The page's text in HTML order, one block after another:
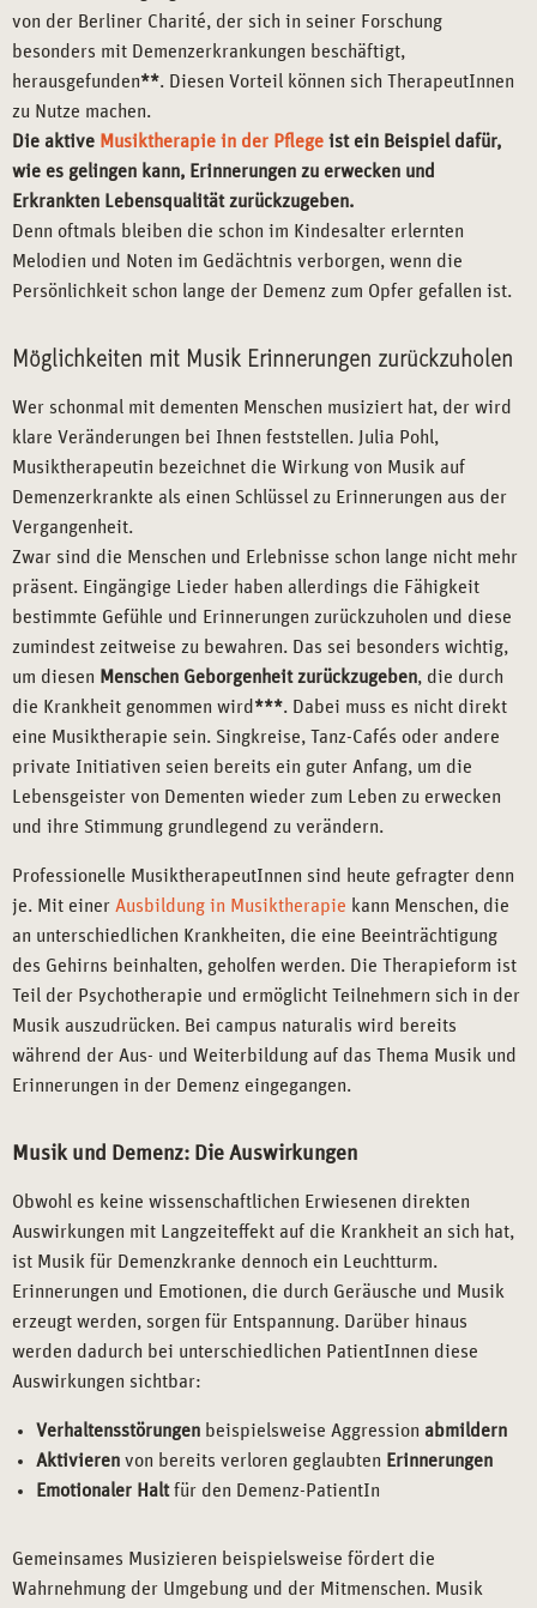
von der Berliner Charité, der sich in seiner Forschung
besonders mit Demenzerkrankungen beschäftigt,
herausgefunden**. Diesen Vorteil können sich TherapeutInnen
zu Nutze machen.
Die aktive Musiktherapie in der Pflege ist ein Beispiel dafür,
wie es gelingen kann, Erinnerungen zu erwecken und
Erkrankten Lebensqualität zurückzugeben.
Denn oftmals bleiben die schon im Kindesalter erlernten
Melodien und Noten im Gedächtnis verborgen, wenn die
Persönlichkeit schon lange der Demenz zum Opfer gefallen ist.
Möglichkeiten mit Musik Erinnerungen zurückzuholen
Wer schonmal mit dementen Menschen musiziert hat, der wird
klare Veränderungen bei Ihnen feststellen. Julia Pohl,
Musiktherapeutin bezeichnet die Wirkung von Musik auf
Demenzerkrankte als einen Schlüssel zu Erinnerungen aus der
Vergangenheit.
Zwar sind die Menschen und Erlebnisse schon lange nicht mehr
präsent. Eingängige Lieder haben allerdings die Fähigkeit
bestimmte Gefühle und Erinnerungen zurückzuholen und diese
zumindest zeitweise zu bewahren. Das sei besonders wichtig,
um diesen Menschen Geborgenheit zurückzugeben, die durch
die Krankheit genommen wird ***. Dabei muss es nicht direkt
eine Musiktherapie sein. Singkreise, Tanz-Cafés oder andere
private Initiativen seien bereits ein guter Anfang, um die
Lebensgeister von Dementen wieder zum Leben zu erwecken
und ihre Stimmung grundlegend zu verändern.
Professionelle MusiktherapeutInnen sind heute gefragter denn
je. Mit einer Ausbildung in Musiktherapie kann Menschen, die
an unterschiedlichen Krankheiten, die eine Beeinträchtigung
des Gehirns beinhalten, geholfen werden. Die Therapieform ist
Teil der Psychotherapie und ermöglicht Teilnehmern sich in der
Musik auszudrücken. Bei campus naturalis wird bereits
während der Aus- und Weiterbildung auf das Thema Musik und
Erinnerungen in der Demenz eingegangen.
Musik und Demenz: Die Auswirkungen
Obwohl es keine wissenschaftlichen Erwiesenen direkten
Auswirkungen mit Langzeiteffekt auf die Krankheit an sich hat,
ist Musik für Demenzkranke dennoch ein Leuchtturm.
Erinnerungen und Emotionen, die durch Geräusche und Musik
erzeugt werden, sorgen für Entspannung. Darüber hinaus
werden dadurch bei unterschiedlichen PatientInnen diese
Auswirkungen sichtbar:
Verhaltensstörungen beispielsweise Aggression abmildern
Aktivieren von bereits verloren geglaubten Erinnerungen
Emotionaler Haltfür den Demenz-PatientIn
Gemeinsames Musizieren beispielsweise fördert die
Wahrnehmung der Umgebung und der Mitmenschen. Musik